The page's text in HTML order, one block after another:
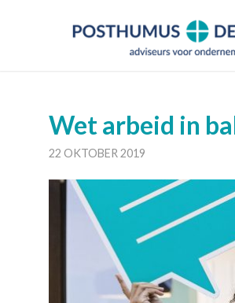
Wet arbeid in
22 OKTOBER 2019